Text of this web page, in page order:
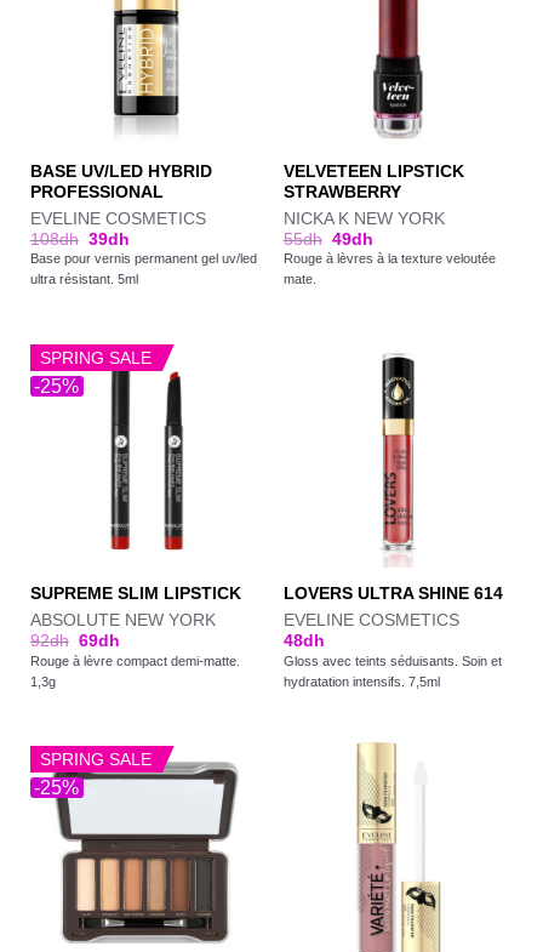
BASE UV/LED HYBRID
PROFESSIONAL
EVELINE COSMETICS
108dh 39dh
Base pour vernis permanent gel uv/led
ultra résistant. 5ml
VELVETEEN LIPSTICK
STRAWBERRY
NICKA K NEW YORK
55dh 49dh
Rouge à lèvres à la texture veloutée
mate.
-25%
SPRING SALE
SUPREME SLIM LIPSTICK
ABSOLUTE NEW YORK
92dh 69dh
Rouge à lèvre compact demi-matte.
1,3g
LOVERS ULTRA SHINE 614
EVELINE COSMETICS
48dh
Gloss avec teints séduisants. Soin et
hydratation intensifs. 7,5ml
-25%
SPRING SALE